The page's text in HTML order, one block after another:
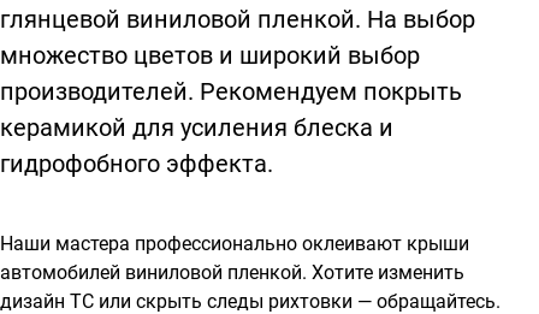
глянцевой виниловой пленкой. На выбор
множество цветов и широкий выбор
производителей. Рекомендуем покрыть
керамикой для усиления блеска и
гидрофобного эффекта.
Наши мастера профессионально оклеивают крыши
автомобилей виниловой пленкой. Хотите изменить
дизайн ТС или скрыть следы рихтовки — обращайтесь.